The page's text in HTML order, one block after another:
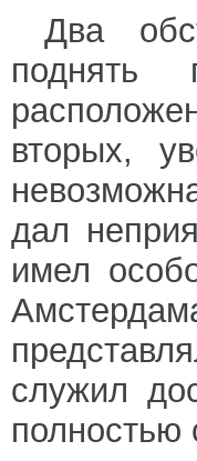
Два
поднять
вторых,
дал
имел
служил
полностью